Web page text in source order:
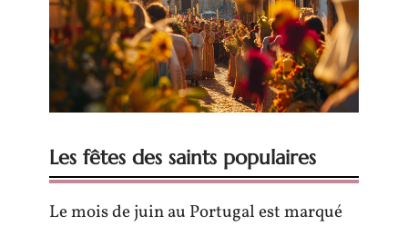
Les fêtes des saints populaires
Le mois de juin au Portugal est marqué